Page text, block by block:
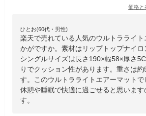
価格と
ひとお(60代・男性)
楽天で売れている人気のウルトラライ
かがですか。素材はリップトップナイロ
シングルサイズは長さ190×幅58×厚さ
りでクッション性があります。重さは
す。このウルトラライトエアーマット
休憩や睡眠で快適に過ごせると思います
す。